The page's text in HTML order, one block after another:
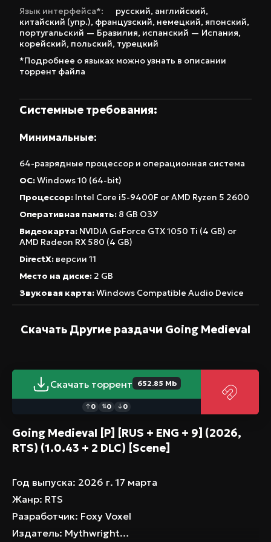
позволяет создавать укрепления любой
сложности, а продвинутая система управления
поселенцами добавляет глубины игровому
процессу. Особенно стоит отметить систему
модификаций, которая позволяет расширить
предпочтения. Хотите скачать репак Going
Medieval и почувствовать себя настоящим
средневековым правителем? Эта игра – ваш
сложных градостроительных симуляторов,
ценящим реализм, вариативность и
возможность создавать уникальные истории.
Если вы ищете игру, в которой каждое ваше
решение имеет последствия, а геймплей
затягивает с головой, то Going Medieval – это
то, что вам нужно. Скачайте сейчас и начните
свою историю в мире, пережившем
апокалипсис.
Язык интерфейса*: русский, английский,
китайский (упр.), французский, немецкий, японский,
португальский — Бразилия, испанский — Испания,
корейский, польский, турецкий
*Подробнее о языках можно узнать в описании
торрент файла
Системные требования:
Минимальные:
64-разрядные процессор и операционная система
ОС:Windows 10 (64-bit)
Процессор: Intel Core i5-9400F or AMD Ryzen 5 2600
Оперативная память: 8 GB ОЗУ
Видеокарта: NVIDIA GeForce GTX 1050 Ti (4 GB) or
AMD Radeon RX 580 (4 GB)
DirectX: версии 11
Место на диске: 2 GB
Звуковая карта:Windows Compatible Audio Device
Скачать Другие раздачи Going Medieval
Скачать торрент 652.85 Mb
↑0 ⇅0 ↓0
Going Medieval [P] [RUS + ENG + 9] (2026,
RTS) (1.0.43 + 2 DLC) [Scene]
Год выпуска: 2026 г. 17 марта
Жанр: RTS
Разработчик: Foxy Voxel
Издатель: Mythwright